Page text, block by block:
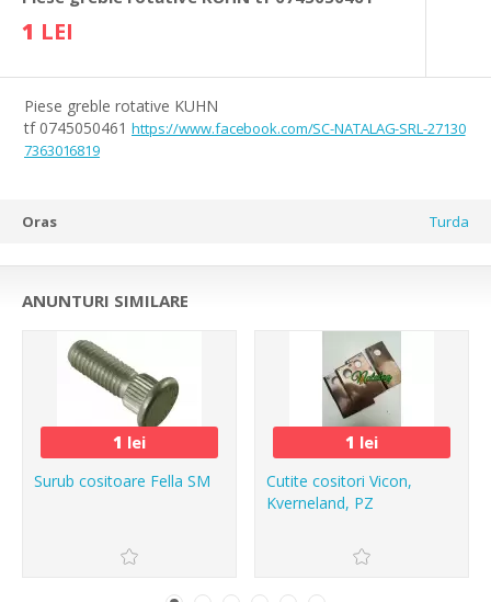
1 LEI
Piese greble rotative KUHN
tf 0745050461 https://www.facebook.com/SC-NATALAG-SRL-27130
7363016819
Oras Turda
ANUNTURI SIMILARE
1 lei
Surub cositoare Fella SM
1 lei
Cutite cositori Vicon,
Kverneland, PZ